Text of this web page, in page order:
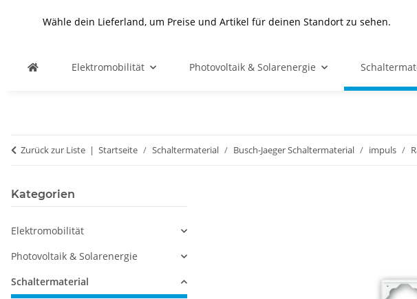
Wähle dein Lieferland, um Preise und Artikel für deinen Standort zu sehen.
Elektromobilität Photovoltaik & Solarenergie
Zurück zur Liste Startseite Schaltermaterial Busch-Jaeger Schaltermaterial impuls
Kategorien
Elektromobilität
Photovoltaik & Solarenergie
Schaltermaterial